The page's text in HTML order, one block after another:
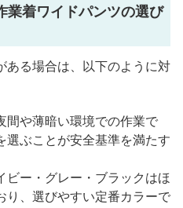
業着ワイドパンツの選び
ある場合は、以下のように対
間や薄暗い環境での作業で
選ぶことが安全基準を満たす
ビー・グレー・ブラックはほ
り、選びやすい定番カラーで